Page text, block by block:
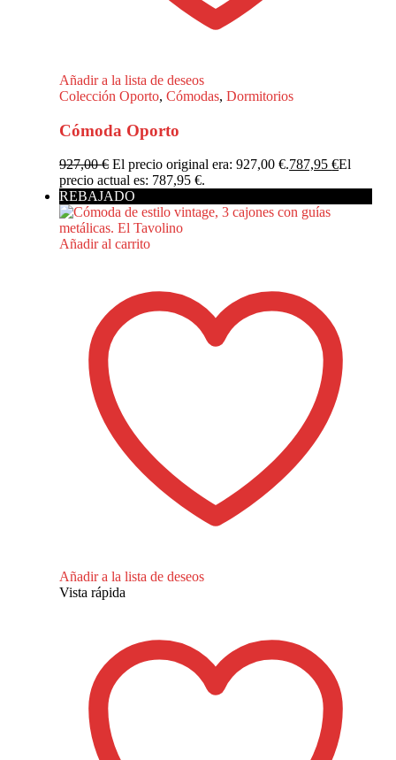
Añadir a la lista de deseos
Colección Oporto,Cómodas,Dormitorios
Cómoda Oporto
927,00€ El precio original era: 927,00 €.787,95€El
precio actual es: 787,95 €.
REBAJADO
Añadir al carrito
Añadir a la lista de deseos
Vista rápida